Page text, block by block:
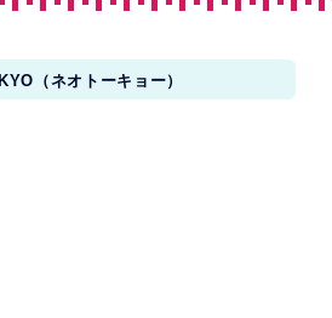
（ネオトーキョー）